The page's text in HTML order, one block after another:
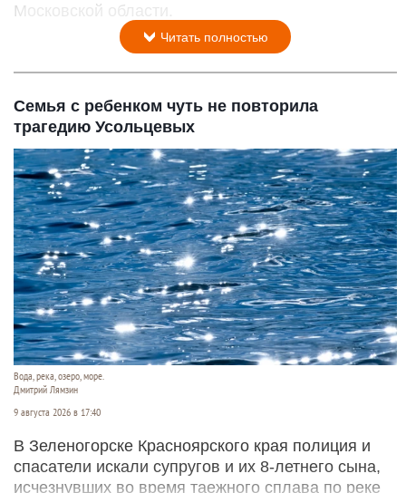
Московской области.
Читать полностью
Семья с ребенком чуть не повторила
трагедию Усольцевых
Вода, река, озеро, море.
Дмитрий Лямзин
9 августа 2026 в 17:40
В Зеленогорске Красноярского края полиция и
спасатели искали супругов и их 8-летнего сына,
исчезнувших во время таежного сплава по реке